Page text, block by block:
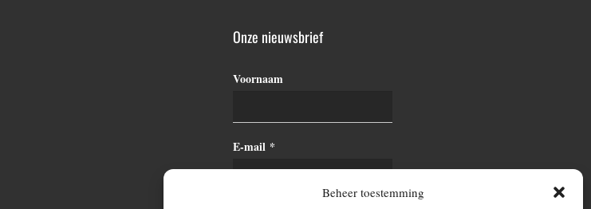
Beheer toestemming
Onze nieuwsbrief
Voornaam
E-mail *